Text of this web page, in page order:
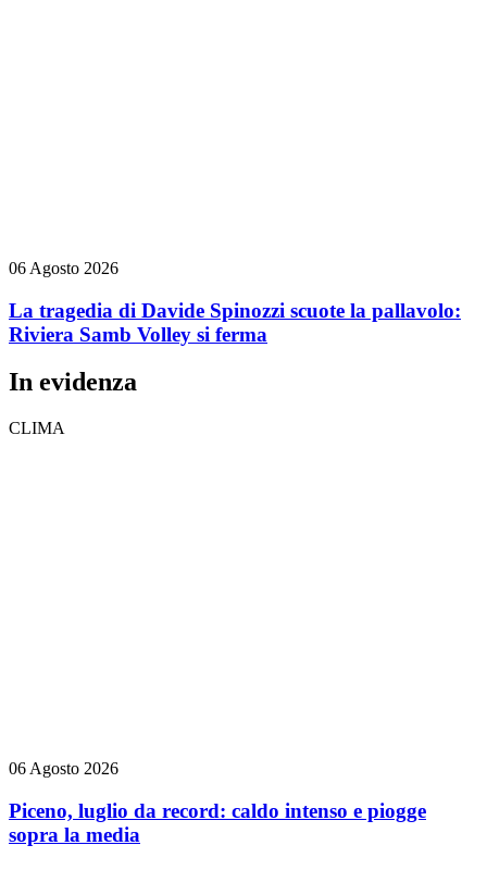
06 Agosto 2026
La tragedia di Davide Spinozzi scuote la pallavolo:
Riviera Samb Volley si ferma
In evidenza
CLIMA
06 Agosto 2026
Piceno, luglio da record: caldo intenso e piogge
sopra la media